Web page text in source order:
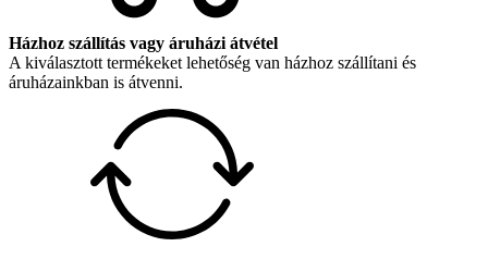
Házhoz szállítás vagy áruházi átvétel
A kiválasztott termékeket lehetőség van házhoz szállítani és
áruházainkban is átvenni.